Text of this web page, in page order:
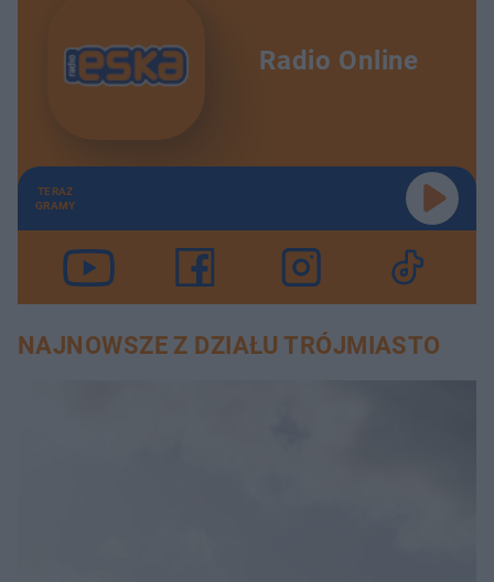
Radio Online
TERAZ
GRAMY
NAJNOWSZE Z DZIAŁU TRÓJMIASTO